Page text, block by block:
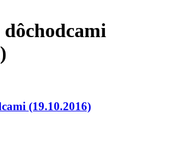
dôchodcami
(19.10.2016)